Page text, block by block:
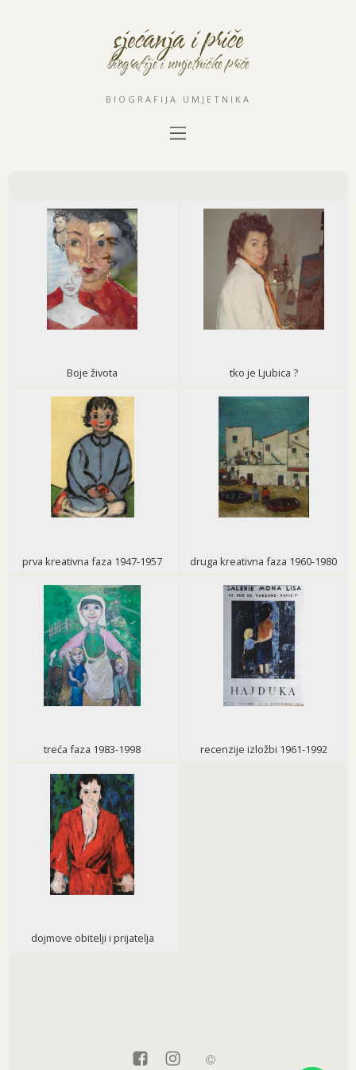
sjećanja i priče
biografije i umjetničke priče
BIOGRAFIJA UMJETNIKA
Boje života tko je Ljubica ?
prva kreativna faza 1947-1957 druga kreativna faza 1960-1980
treća faza 1983-1998 recenzije izložbi 1961-1992
dojmove obitelji i prijatelja